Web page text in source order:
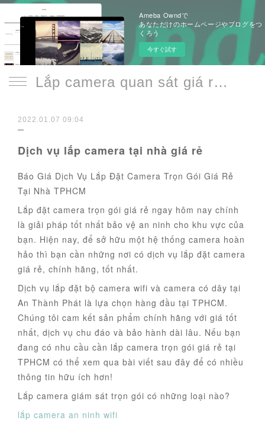
Ameba Owndで
あなただけのホームページやブログをつ
くろう
今すぐ試す
Lắp camera quan sát giá rẻ chính hãng Giám Sát Từ Xa
2022.01.07 09:04
Dịch vụ lắp camera tại nhà giá rẻ
Báo Giá Dịch Vụ Lắp Đặt Camera Trọn Gói Giá Rẻ
Tại Nhà TPHCM
Lắp đặt camera trọn gói giá rẻ ngay hôm nay chính
là giải pháp tốt nhất bảo vệ an ninh cho khu vực của
bạn. Hiện nay, để sở hữu một hệ thống camera hoàn
hảo thì bạn cần những nơi có dịch vụ lắp đặt camera
giá rẻ, chính hãng, tốt nhất.
Dịch vụ lắp đặt bộ camera wifi và camera có dây tại
An Thành Phát là lựa chọn hàng đầu tại TPHCM.
Chúng tôi cam kết sản phẩm chính hãng với giá tốt
nhất, dịch vụ chu đáo và bảo hành dài lâu. Nếu bạn
đang có nhu cầu cần lắp camera trọn gói giá rẻ tại
TPHCM có thể xem qua bài viết sau đây để có nhiều
thông tin hữu ích hơn!
Lắp camera giám sát trọn gói có những loại nào?
lắp camera an ninh wifi